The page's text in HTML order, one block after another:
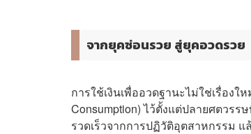
จากยุคซ่อนรวย สู่ยุคอวดรวย
การใช้เงินเพื่ออวดฐานะไม่ใช่เรื่อง
Consumption) ไว้ตั้งแต่ปลายศตวร
รวดเร็วจากการปฏิวัติอุตสาหกรรม แ